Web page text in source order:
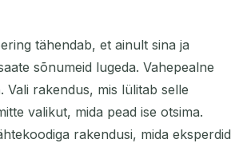
tähendab, et ainult sina ja
sõnumeid lugeda. Vahepealne
Vali rakendus, mis lülitab selle
valikut, mida pead ise otsima.
rakendusi, mida eksperdid